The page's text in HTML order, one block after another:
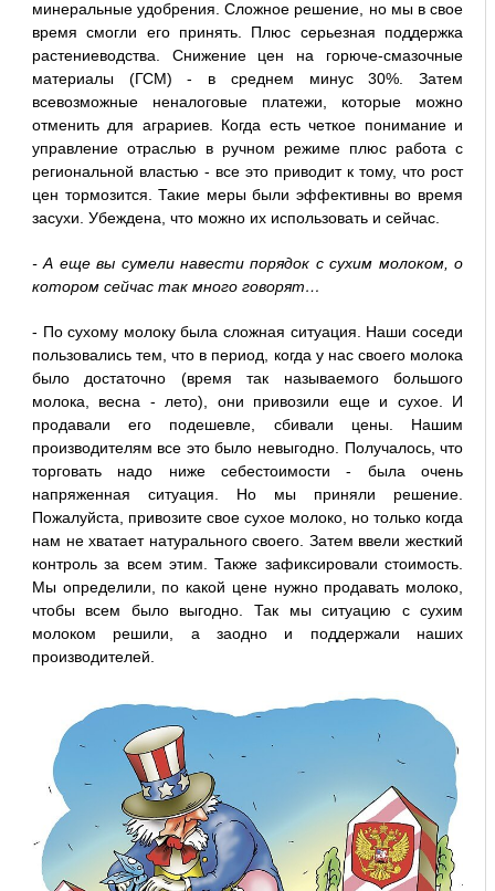
минеральные удобрения. Сложное решение, но мы в свое
время смогли его принять. Плюс серьезная поддержка
растениеводства. Снижение цен на горюче-смазочные
материалы (ГСМ) - в среднем минус 30%. Затем
всевозможные неналоговые платежи, которые можно
отменить для аграриев. Когда есть четкое понимание и
управление отраслью в ручном режиме плюс работа с
региональной властью - все это приводит к тому, что рост
цен тормозится. Такие меры были эффективны во время
засухи. Убеждена, что можно их использовать и сейчас.
- А еще вы сумели навести порядок с сухим молоком, о
котором сейчас так много говорят…
- По сухому молоку была сложная ситуация. Наши соседи
пользовались тем, что в период, когда у нас своего молока
было достаточно (время так называемого большого
молока, весна - лето), они привозили еще и сухое. И
продавали его подешевле, сбивали цены. Нашим
производителям все это было невыгодно. Получалось, что
торговать надо ниже себестоимости - была очень
напряженная ситуация. Но мы приняли решение.
Пожалуйста, привозите свое сухое молоко, но только когда
нам не хватает натурального своего. Затем ввели жесткий
контроль за всем этим. Также зафиксировали стоимость.
Мы определили, по какой цене нужно продавать молоко,
чтобы всем было выгодно. Так мы ситуацию с сухим
молоком решили, а заодно и поддержали наших
производителей.